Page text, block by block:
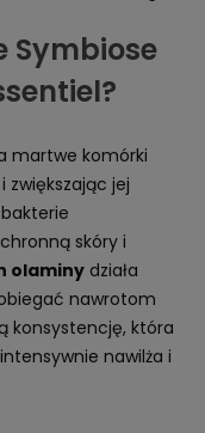
Symbiose
martwe komórki
zwiększając jej
skóry i
olaminy działa
nawrotom
konsystencję, która
nawilża i